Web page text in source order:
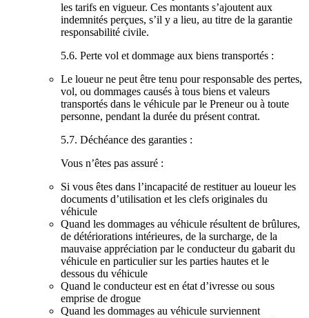
les tarifs en vigueur. Ces montants s’ajoutent aux
indemnités perçues, s’il y a lieu, au titre de la garantie
responsabilité civile.
5.6. Perte vol et dommage aux biens transportés :
Le loueur ne peut être tenu pour responsable des pertes,
vol, ou dommages causés à tous biens et valeurs
transportés dans le véhicule par le Preneur ou à toute
personne, pendant la durée du présent contrat.
5.7. Déchéance des garanties :
Vous n’êtes pas assuré :
Si vous êtes dans l’incapacité de restituer au loueur les
documents d’utilisation et les clefs originales du
véhicule
Quand les dommages au véhicule résultent de brûlures,
de détériorations intérieures, de la surcharge, de la
mauvaise appréciation par le conducteur du gabarit du
véhicule en particulier sur les parties hautes et le
dessous du véhicule
Quand le conducteur est en état d’ivresse ou sous
emprise de drogue
Quand les dommages au véhicule surviennent